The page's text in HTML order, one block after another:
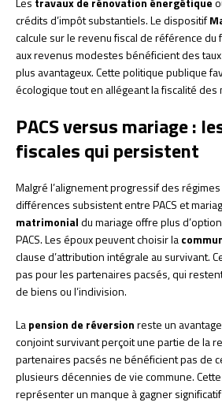
crédits d’impôt substantiels. Le dispositif
calcule sur le revenu fiscal de référence du
aux revenus modestes bénéficient des
plus avantageux. Cette politique publique
écologique tout en allégeant la fiscalité des
PACS versus mariage :
fiscales qui persistent
Malgré l’alignement progressif des
différences subsistent entre PACS et
matrimonialdu mariage offre plus
PACS. Les époux peuvent choisir la
clause d’attribution intégrale au survivant.
pas pour les partenaires pacsés, qui
de biens ou l’indivision.
Lapension de réversionreste un
conjoint survivant perçoit une partie de la
partenaires pacsés ne bénéficient pas de
plusieurs décennies de vie commune.
représenter un manque à gagner